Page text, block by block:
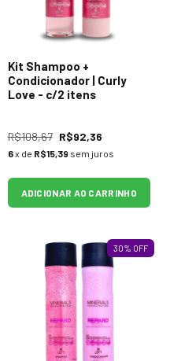
Kit Shampoo +
Condicionador | Curly
Love - c/2 itens
R$108,67 R$92,36
6x de R$15,39 sem juros
ADICIONAR AO CARRINHO
30% OFF